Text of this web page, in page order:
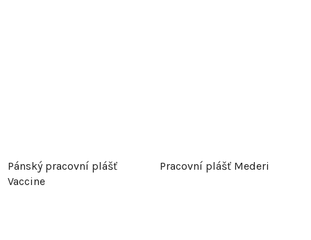
Pánský pracovní plášť
Vaccine
Pracovní plášť Mederi